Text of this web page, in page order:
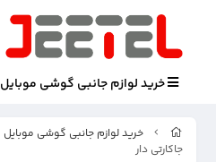
خرید لوازم جانبی گوشی موبایل
خرید لوازم جانبی گوشی موبایل
جاکارتی دار